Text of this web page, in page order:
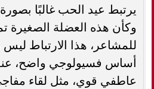
يرتبط عيد الحب غالبًا
وكأن هذه العضلة الصغيرة
للمشاعر، هذا الارتباط
أساس فسيولوجي واضح،
عاطفي قوي، مثل لقاء